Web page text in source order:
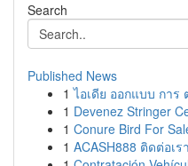
Search
Published News
1 ไอเดีย ออกแบบ กา
1 Devenez Stringer
1 Conure Bird For
1 ACASH888 ติดต่อเ